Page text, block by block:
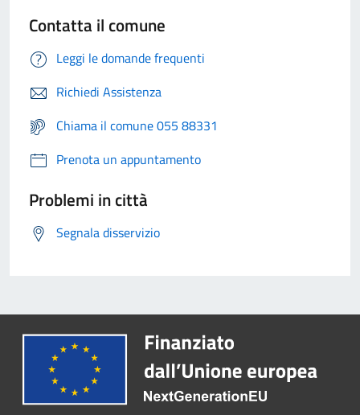
Contatta il comune
Leggi le domande frequenti
Richiedi Assistenza
Chiama il comune 055 88331
Prenota un appuntamento
Problemi in città
Segnala disservizio